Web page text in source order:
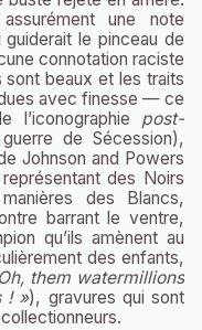
une note
guiderait le pinceau de
connotation raciste
beaux et les traits
avec finesse — ce
post-
de Sécession),
Johnson and Powers
représentant des Noirs
des Blancs,
barrant le ventre,
qu’ils amènent au
des enfants,
them watermillions
! »), gravures qui sont